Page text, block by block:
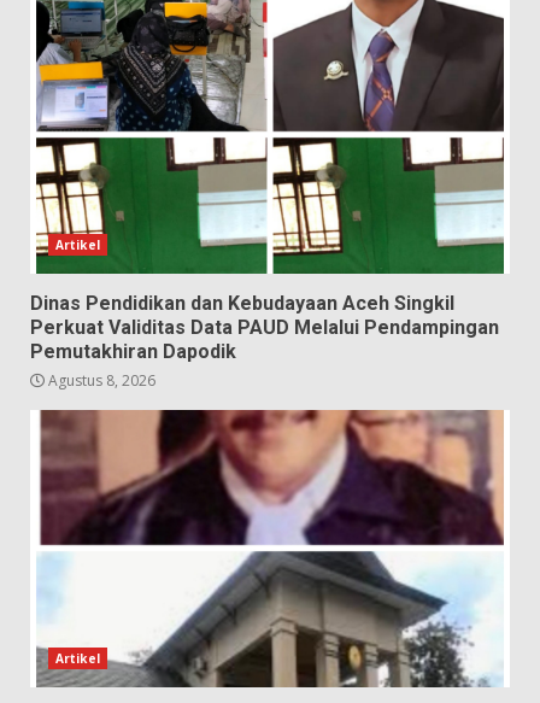
Artikel
Dinas Pendidikan dan Kebudayaan Aceh Singkil
Perkuat Validitas Data PAUD Melalui Pendampingan
Pemutakhiran Dapodik
Agustus 8, 2026
Artikel